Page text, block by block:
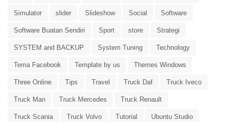
Simulator slider Slideshow Social Software
Software Buatan Sendiri Sport store Strategi
SYSTEM and BACKUP System Tuning Technology
Tema Facebook Template by us Themes Windows
Three Online Tips Travel Truck Daf Truck Iveco
Truck Man Truck Mercedes Truck Renault
Truck Scania Truck Volvo Tutorial Ubuntu Studio